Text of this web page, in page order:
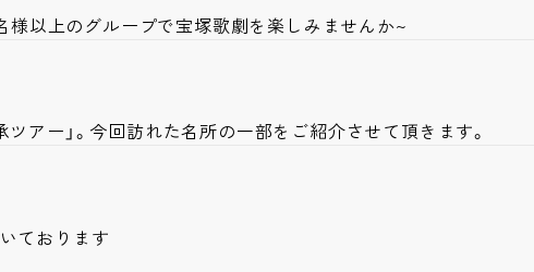
様以上のグループで宝塚歌劇を楽しみませんか~
アー」。今回訪れた名所の一部をご紹介させて頂きます。
ております